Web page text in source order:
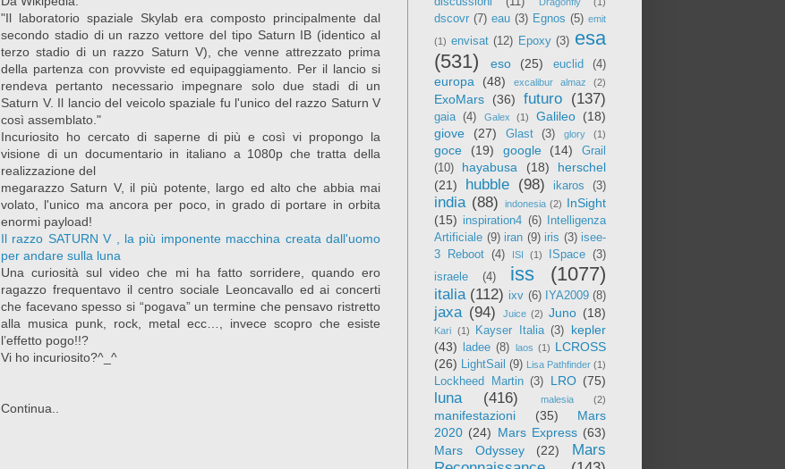
"Il laboratorio spaziale Skylab era composto principalmente dal
secondo stadio di un razzo vettore del tipo Saturn IB (identico al
terzo stadio di un razzo Saturn V), che venne attrezzato prima
della partenza con provviste ed equipaggiamento. Per il lancio si
rendeva pertanto necessario impegnare solo due stadi di un
Saturn V. Il lancio del veicolo spaziale fu l'unico del razzo Saturn V
così assemblato."
Incuriosito ho cercato di saperne di più e così vi propongo la
visione di un documentario in italiano a 1080p che tratta della
realizzazione del
megarazzo Saturn V, il più potente, largo ed alto che abbia mai
volato, l'unico ma ancora per poco, in grado di portare in orbita
enormi payload!
Il razzo SATURN V , la più imponente macchina creata dall'uomo
per andare sulla luna
Una curiosità sul video che mi ha fatto sorridere, quando ero
ragazzo frequentavo il centro sociale Leoncavallo ed ai concerti
che facevano spesso si “pogava” un termine che pensavo ristretto
alla musica punk, rock, metal ecc…, invece scopro che esiste
l’effetto pogo!!?
Vi ho incuriosito?^_^
Continua..
dscovr (7) eau (3) Egnos (5) emit
(1) envisat (12) Epoxy (3) esa
(531)
eso (25) euclid (4)
europa (48) excalibur almaz (2)
ExoMars (36) futuro (137)
gaia (4) Galex (1) Galileo (18)
giove
(27) Glast (3) glory (1)
goce (19) google (14)
Grail
(10)
hayabusa (18)
herschel
(21)
hubble (98) ikaros (3)
india (88) indonesia (2) InSight
(15) inspiration4 (6)
Intelligenza
Artificiale (9) iran (9) iris (3) isee-
3 Reboot (4) ISI (1) ISpace (3)
israele
(4) iss (1077)
italia (112) ixv (6) IYA2009 (8)
jaxa (94) Juice (2) Juno (18)
Kari (1) Kayser Italia (3)
kepler
(43)
ladee (8) laos (1) LCROSS
(26) LightSail (9) Lisa Pathfinder (1)
Lockheed Martin (3) LRO (75)
luna (416) malesia (2)
manifestazioni (35)
Mars
2020 (24) Mars Express (63)
Mars Odyssey
(22)
Mars